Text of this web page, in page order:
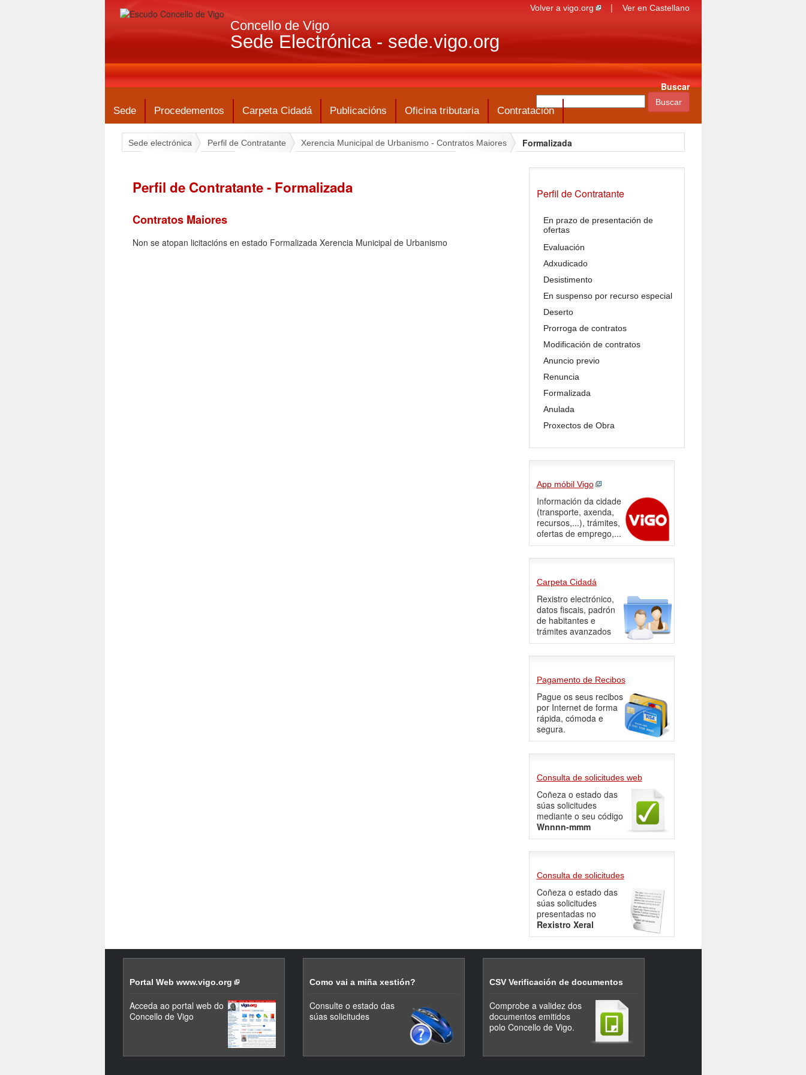
Volver a vigo.org | Ver en Castellano
Concello de Vigo
Sede Electrónica - sede.vigo.org
Buscar
Sede Procedementos Carpeta Cidadá Publicacións Oficina tributaria Contratación
Sede electrónica Perfil de Contratante Xerencia Municipal de Urbanismo - Contratos Maiores Formalizada
Perfil de Contratante - Formalizada
Contratos Maiores
Non se atopan licitacións en estado Formalizada Xerencia Municipal de Urbanismo
Perfil de Contratante
En prazo de presentación de
ofertas
Evaluación
Adxudicado
Desistimento
En suspenso por recurso especial
Deserto
Prorroga de contratos
Modificación de contratos
Anuncio previo
Renuncia
Formalizada
Anulada
Proxectos de Obra
App móbil Vigo
Información da cidade
(transporte, axenda,
recursos,...), trámites,
ofertas de emprego,...
Carpeta Cidadá
Rexistro electrónico,
datos fiscais, padrón
de habitantes e
trámites avanzados
Pagamento de Recibos
Pague os seus recibos
por Internet de forma
rápida, cómoda e
segura.
Consulta de solicitudes web
Coñeza o estado das
súas solicitudes
mediante o seu código
Wnnnn-mmm
Consulta de solicitudes
Coñeza o estado das
súas solicitudes
presentadas no
Rexistro Xeral
Portal Web www.vigo.org
Acceda ao portal web do
Concello de Vigo
Como vai a miña xestión?
Consulte o estado das
súas solicitudes
CSV Verificación de documentos
Comprobe a validez dos
documentos emitidos
polo Concello de Vigo.